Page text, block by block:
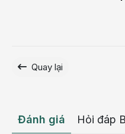
trán nên thực hiện vào lúc
Quay lại
Đánh giá Hỏi đáp